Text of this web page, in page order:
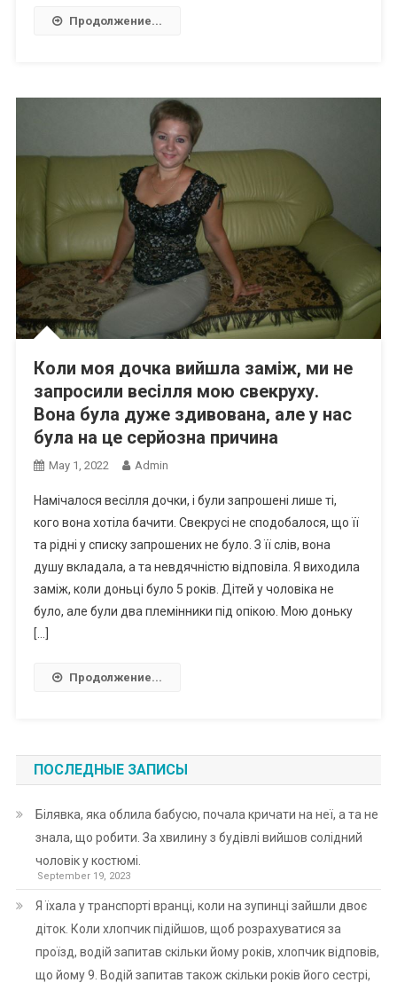
Продолжение...
Коли моя дочка вийшла заміж, ми не
запросили весілля мою свекруху.
Вона була дуже здивована, але у нас
була на це серйозна причина
May 1, 2022 Admin
Намічалося весілля дочки, і були запрошені лише ті,
кого вона хотіла бачити. Свекрусі не сподобалося, що її
та рідні у списку запрошених не було. З її слів, вона
душу вкладала, а та невдячністю відповіла. Я виходила
заміж, коли доньці було 5 років. Дітей у чоловіка не
було, але були два племінники під опікою. Мою доньку
[…]
Продолжение...
ПОСЛЕДНЫЕ ЗАПИСЫ
Білявка, яка облила бабусю, почала кричати на неї, а та не
знала, що робити. За хвилину з будівлі вийшов солідний
чоловік у костюмі.
September 19, 2023
Я їхала у транспорті вранці, коли на зупинці зайшли двоє
діток. Коли хлопчик підійшов, щоб розрахуватися за
проїзд, водій запитав скільки йому років, хлопчик відповів,
що йому 9. Водій запитав також скільки років його сестрі,